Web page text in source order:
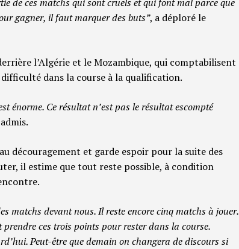
gagner, il faut marquer des buts”, a déploré le
l’Algérie et le Mozambique, qui comptabilisent
dans la course à la qualification.
énorme. Ce résultat n’est pas le résultat escompté
découragement et garde espoir pour la suite des
il estime que tout reste possible, à condition
matchs devant nous. Il reste encore cinq matchs à jouer.
ces trois points pour rester dans la course.
Peut-être que demain on changera de discours si